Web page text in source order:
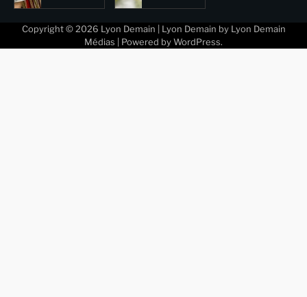
Copyright © 2026 Lyon Demain | Lyon Demain by Lyon Demain
Médias | Powered by WordPress.